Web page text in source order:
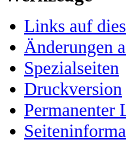
Links auf
Änderungen
Spezialseiten
Druckversion
Permanenter